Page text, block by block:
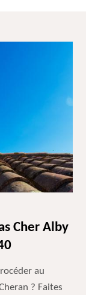
Cher Alby
au
? Faites